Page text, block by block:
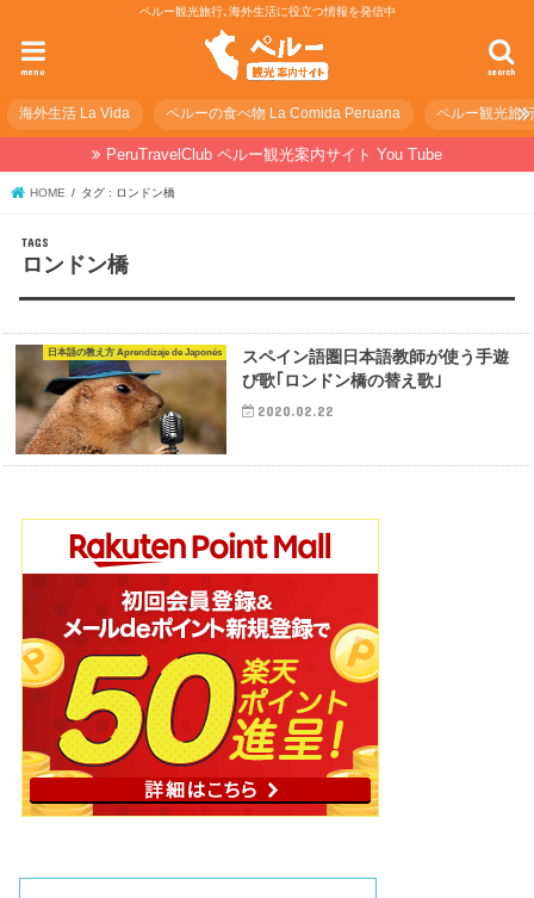
ペルー観光旅行､海外生活に役立つ情報を発信中
search
menu
海外生活 La Vida ペルーの食べ物 La Comida Peruana ペルー観光旅
PeruTravelClub ペルー観光案内サイト You Tube
HOME タグ : ロンドン橋
ロンドン橋
日本語の教え方 Aprendizaje de Japonés
スペイン語圏日本語教師が使う手遊
び歌｢ロンドン橋の替え歌｣
2020.02.22